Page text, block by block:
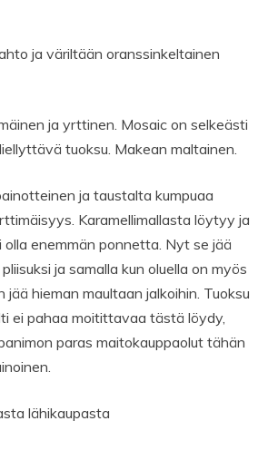
ja väriltään oranssinkeltainen
ja yrttinen. Mosaic on selkeästi
tuoksu. Makean maltainen.
ja taustalta kumpuaa
Karamellimallasta löytyy ja
olla enemmän ponnetta. Nyt se jää
ja samalla kun oluella on myös
jää hieman maultaan jalkoihin. Tuoksu
ei pahaa moitittavaa tästä löydy,
paras maitokauppaolut tähän
lähikaupasta